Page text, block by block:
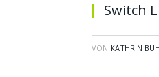
Switch
VON KATHRIN